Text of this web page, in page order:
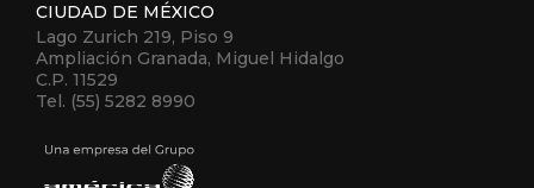
CIUDAD DE MÉXICO
Lago Zurich 219, Piso 9
Ampliación Granada, Miguel Hidalgo
C.P. 11529
Tel. (55) 5282 8990